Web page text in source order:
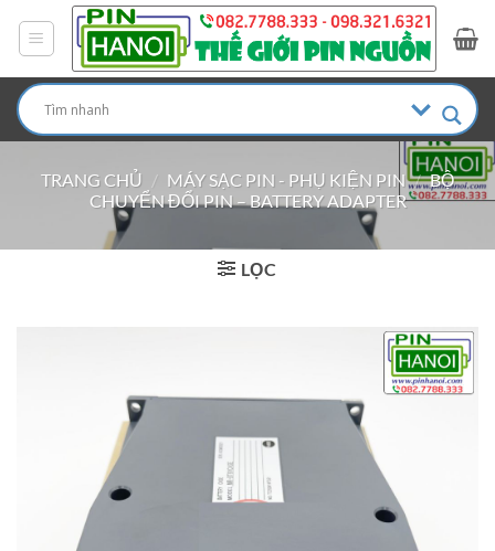
dung
TRANG CHỦ / MÁY SẠC PIN - PHỤ KIỆN PIN / BỘ
CHUYỂN ĐỔI PIN – BATTERY ADAPTER
LỌC